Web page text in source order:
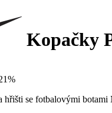
Kopačky
hřišti se fotbalovými